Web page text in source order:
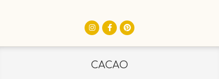
CACAO